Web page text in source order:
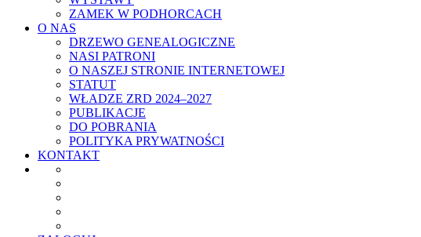
ZAMEK W PODHORCACH
O NAS
DRZEWO GENEALOGICZNE
NASI PATRONI
O NASZEJ STRONIE INTERNETOWEJ
STATUT
WŁADZE ZRD 2024–2027
PUBLIKACJE
DO POBRANIA
POLITYKA PRYWATNOŚCI
KONTAKT